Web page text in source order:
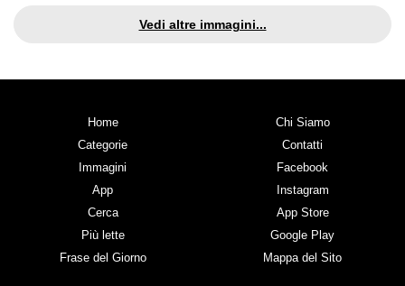
Vedi altre immagini...
Home
Categorie
Immagini
App
Cerca
Più lette
Frase del Giorno
Chi Siamo
Contatti
Facebook
Instagram
App Store
Google Play
Mappa del Sito